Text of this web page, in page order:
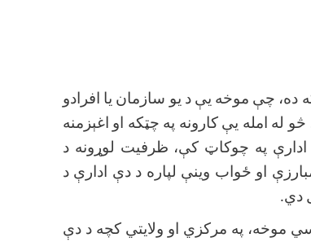
ده، چې موخه یې د یو سازمان یا افرادو
څو له امله یې کارونه په چټکه او اغېزمنه
په چوکاټ کې، ظرفیت لوړونه د
او ځواب وینې لپاره د دې ادارې د
دي.
موخه، په مرکزي او ولایتي کچه د دې